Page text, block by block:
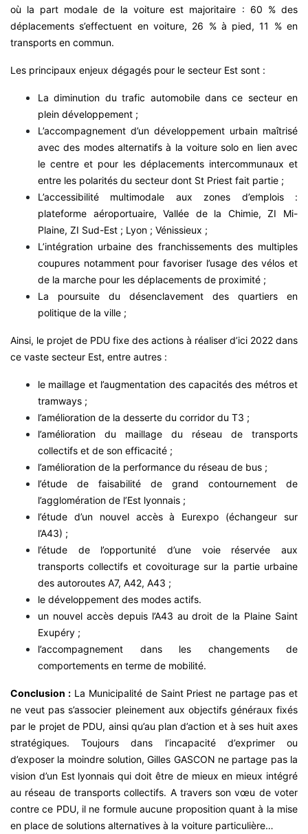
où la part modale de la voiture est majoritaire : 60 % des
déplacements s’effectuent en voiture, 26 % à pied, 11 % en
transports en commun.
Les principaux enjeux dégagés pour le secteur Est sont :
La diminution du trafic automobile dans ce secteur en
plein développement ;
L’accompagnement d’un développement urbain maîtrisé
avec des modes alternatifs à la voiture solo en lien avec
le centre et pour les déplacements intercommunaux et
entre les polarités du secteur dont St Priest fait partie ;
L’accessibilité multimodale aux zones d’emplois :
plateforme aéroportuaire, Vallée de la Chimie, ZI Mi-
Plaine, ZI Sud-Est ; Lyon ; Vénissieux ;
L’intégration urbaine des franchissements des multiples
coupures notamment pour favoriser l’usage des vélos et
de la marche pour les déplacements de proximité ;
La poursuite du désenclavement des quartiers en
politique de la ville ;
Ainsi, le projet de PDU fixe des actions à réaliser d’ici 2022 dans
ce vaste secteur Est, entre autres :
le maillage et l’augmentation des capacités des métros et
tramways ;
l’amélioration de la desserte du corridor du T3 ;
l’amélioration du maillage du réseau de transports
collectifs et de son efficacité ;
l’amélioration de la performance du réseau de bus ;
l’étude de faisabilité de grand contournement de
l’agglomération de l’Est lyonnais ;
l’étude d’un nouvel accès à Eurexpo (échangeur sur
l’A43) ;
l’étude de l’opportunité d’une voie réservée aux
transports collectifs et covoiturage sur la partie urbaine
des autoroutes A7, A42, A43 ;
le développement des modes actifs.
un nouvel accès depuis l’A43 au droit de la Plaine Saint
Exupéry ;
l’accompagnement dans les changements de
comportements en terme de mobilité.
Conclusion :La Municipalité de Saint Priest ne partage pas et
ne veut pas s’associer pleinement aux objectifs généraux fixés
par le projet de PDU, ainsi qu’au plan d’action et à ses huit axes
stratégiques. Toujours dans l’incapacité d’exprimer ou
d’exposer la moindre solution, Gilles GASCON ne partage pas la
vision d’un Est lyonnais qui doit être de mieux en mieux intégré
au réseau de transports collectifs. A travers son vœu de voter
contre ce PDU, il ne formule aucune proposition quant à la mise
en place de solutions alternatives à la voiture particulière…